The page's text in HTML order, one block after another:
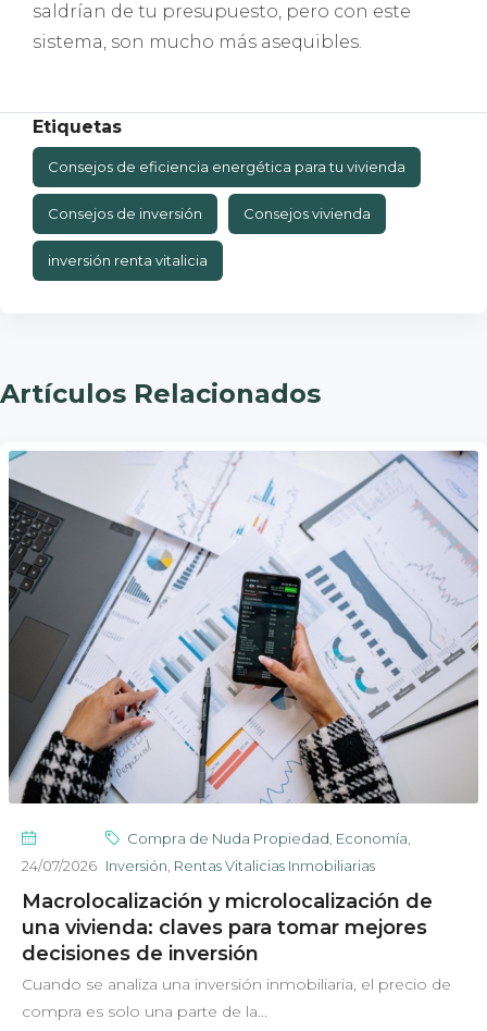
saldrían de tu presupuesto, pero con este
sistema, son mucho más asequibles.
Etiquetas
Consejos de eficiencia energética para tu vivienda
Consejos de inversión Consejos vivienda
inversión renta vitalicia
Artículos Relacionados
24/07/2026
Compra de Nuda Propiedad Economía
Inversión Rentas Vitalicias Inmobiliarias
Macrolocalización y microlocalización de
una vivienda: claves para tomar mejores
decisiones de inversión
Cuando se analiza una inversión inmobiliaria, el precio de
compra es solo una parte de la...